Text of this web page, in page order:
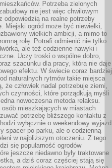
Potrzeba zielonych
nie jest więc chwilowym
odpowiedzią na realne potrzeby
Miejski ogród może być niewielki,
wielkich ambicji, a mimo to
rolę. Potrafi odmienić nie tylko
ale też codzienne nawyki i
Uczy troski o wspólne dobro,
szacunku dla pracy, która nie daje
efektu. W świecie coraz bardziej
naturalnych rytmów takie miejsca
że człowiek nadal potrzebuje ziemi,
czynności, które porządkują myśli
nowoczesna metoda relaksu.
osób mieszkających w miastach
potrzebę bliższego kontaktu z
wyłącznie o weekendowy wyjazd
spacer po parku, ale o codzienną
w najbliższym otoczeniu. Z tego
się popularność ogrodów
jeszcze niedawno były traktowane
a dziś coraz częściej stają się